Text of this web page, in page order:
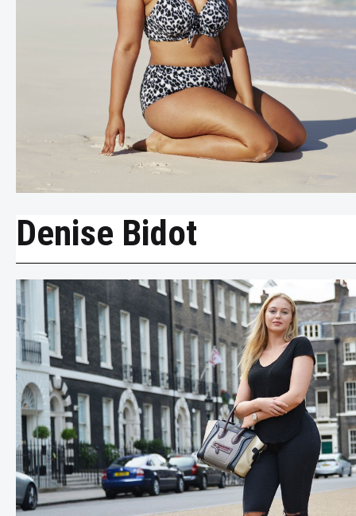
Denise Bidot